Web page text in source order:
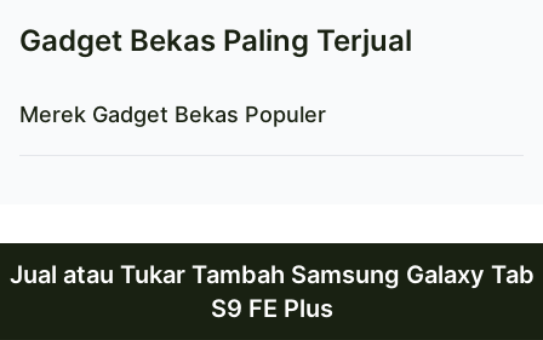
Gadget Bekas Paling Terjual
Merek Gadget Bekas Populer
Jual atau Tukar Tambah Samsung Galaxy Tab
S9 FE Plus